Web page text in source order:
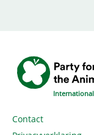
Contact